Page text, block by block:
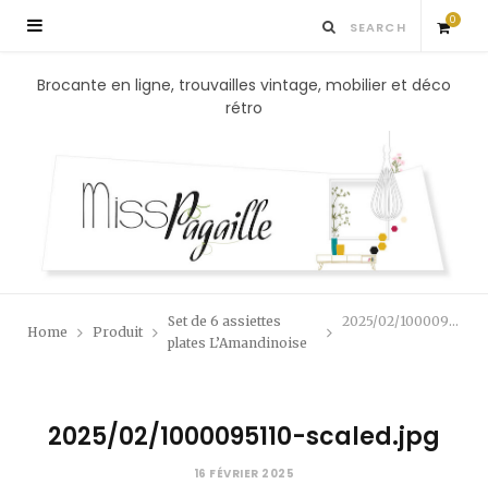
0
S
p
g
Brocante en ligne, trouvailles vintage, mobilier et déco
rétro
Home Produit
Set de 6 assiettes
plates L’Amandinoise
2025/02/1000095110-scaled.jpg
2025/02/1000095110-scaled.jpg
16 FÉVRIER 2025